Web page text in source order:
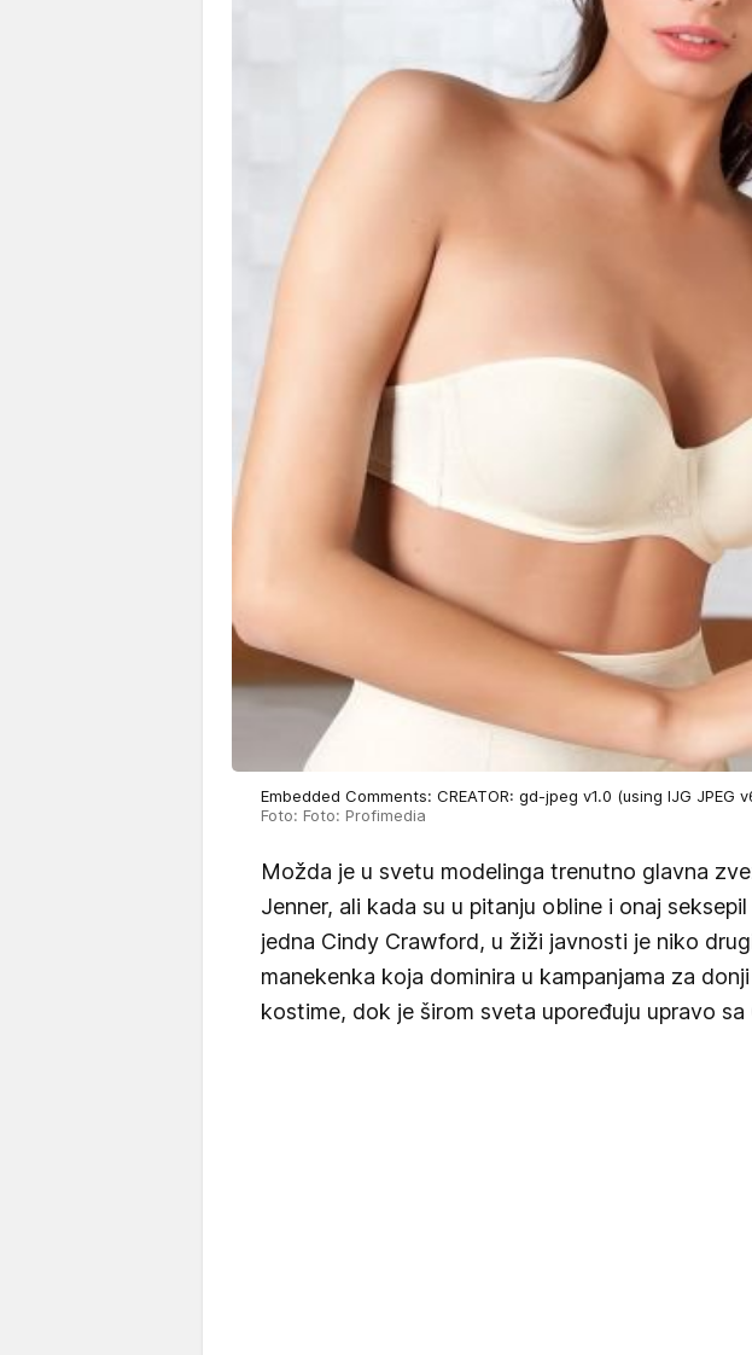
Embedded Comments: CREATOR: gd-jpeg v1.0 (using IJG JPEG
Foto: Foto: Profimedia
Možda je u svetu modelinga trenutno glavna
Jenner, ali kada su u pitanju obline i onaj
jedna Cindy Crawford, u žiži javnosti je niko
manekenka koja dominira u kampanjama za
kostime, dok je širom sveta upoređuju upravo sa